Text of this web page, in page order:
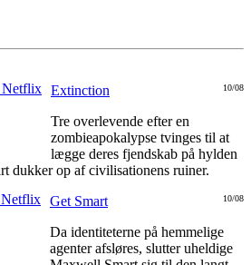
10/08
Extinction
Tre overlevende efter en
zombieapokalypse tvinges til at
lægge deres fjendskab på hylden
dukker op af civilisationens ruiner.
10/08
Get Smart
Da identiteterne på hemmelige
agenter afsløres, slutter uheldige